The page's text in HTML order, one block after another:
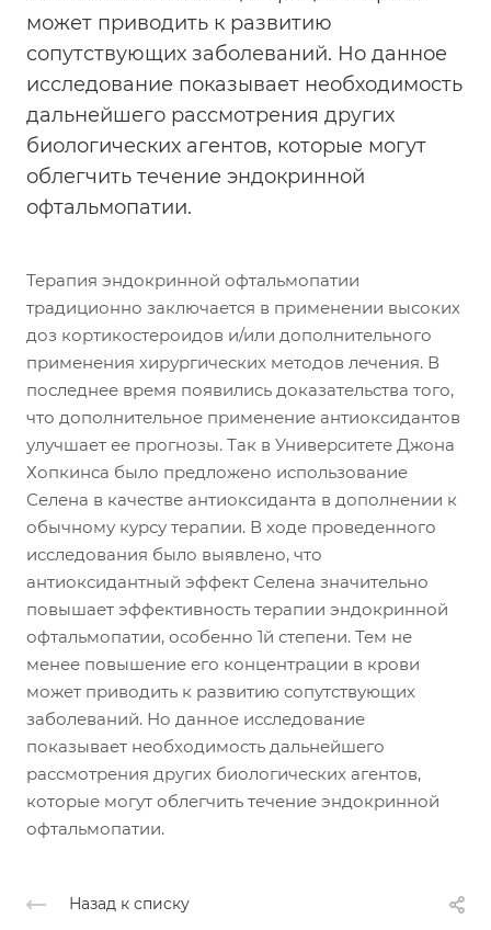
может приводить к развитию
сопутствующих заболеваний. Но данное
исследование показывает необходимость
дальнейшего рассмотрения других
биологических агентов, которые могут
облегчить течение эндокринной
офтальмопатии.
Терапия эндокринной офтальмопатии
традиционно заключается в применении высоких
доз кортикостероидов и/или дополнительного
применения хирургических методов лечения. В
последнее время появились доказательства того,
что дополнительное применение антиоксидантов
улучшает ее прогнозы. Так в Университете Джона
Хопкинса было предложено использование
Селена в качестве антиоксиданта в дополнении к
обычному курсу терапии. В ходе проведенного
исследования было выявлено, что
антиоксидантный эффект Селена значительно
повышает эффективность терапии эндокринной
офтальмопатии, особенно 1й степени. Тем не
менее повышение его концентрации в крови
может приводить к развитию сопутствующих
заболеваний. Но данное исследование
показывает необходимость дальнейшего
рассмотрения других биологических агентов,
которые могут облегчить течение эндокринной
офтальмопатии.
Назад к списку